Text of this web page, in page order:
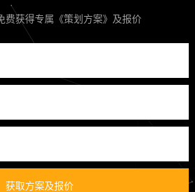
费获得专属《策划方案》及报价
获取方案及报价